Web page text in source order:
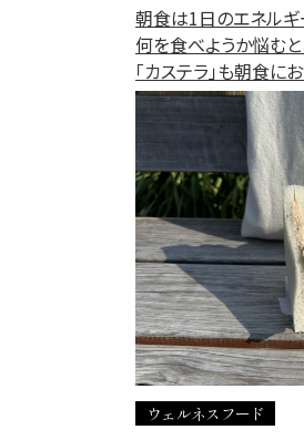
朝食は1日のエネルギ
何を食べようか悩む
「カステラ」も朝食に
ウェルネスフード